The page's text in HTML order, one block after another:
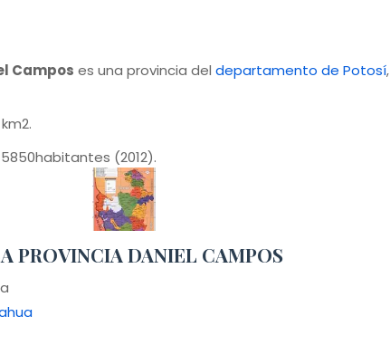
Campos es una provincia del departamento de Potosí,
(2012).
PROVINCIA DANIEL CAMPOS